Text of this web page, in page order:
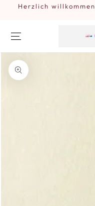
ZUM INHALT
Herzlich
SPRINGEN